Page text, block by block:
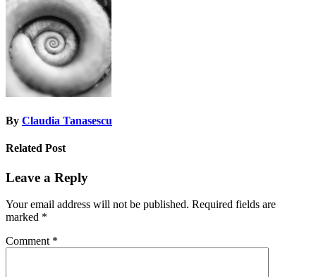
navigation
By Claudia Tanasescu
Related Post
Leave a Reply
Your email address will not be published. Required fields are
marked *
Comment *